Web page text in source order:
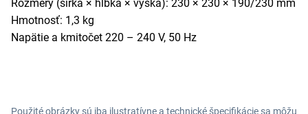
Rozmery (šírka × hĺbka × výška): 230 × 230 × 190/230 mm
Hmotnosť: 1,3 kg
Napätie a kmitočet 220 – 240 V, 50 Hz
Použité obrázky sú iba ilustratívne a technické špecifikácie sa môžu